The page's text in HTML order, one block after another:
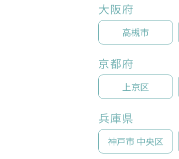
大阪府
高槻市
京都府
上京区
兵庫県
神戸市 中央区